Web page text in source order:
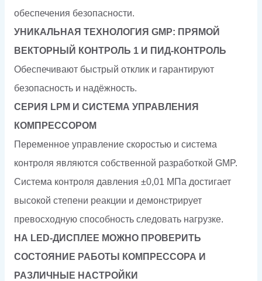
обеспечения безопасности.
УНИКАЛЬНАЯ ТЕХНОЛОГИЯ GMP: ПРЯМОЙ
ВЕКТОРНЫЙ КОНТРОЛЬ 1 И ПИД-КОНТРОЛЬ
Обеспечивают быстрый отклик и гарантируют
безопасность и надёжность.
СЕРИЯ LPM И СИСТЕМА УПРАВЛЕНИЯ
КОМПРЕССОРОМ
Переменное управление скоростью и система
контроля являются собственной разработкой GMP.
Система контроля давления ±0,01 МПа достигает
высокой степени реакции и демонстрирует
превосходную способность следовать нагрузке.
НА LED-ДИСПЛЕЕ МОЖНО ПРОВЕРИТЬ
СОСТОЯНИЕ РАБОТЫ КОМПРЕССОРА И
РАЗЛИЧНЫЕ НАСТРОЙКИ